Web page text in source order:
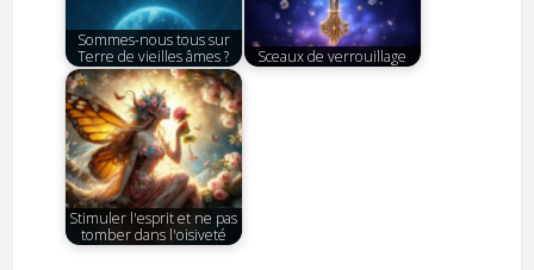
Sommes-nous tous sur
Terre de vieilles âmes ?
Sceaux de verrouillage
Stimuler l'esprit et ne pas
tomber dans l'oisiveté